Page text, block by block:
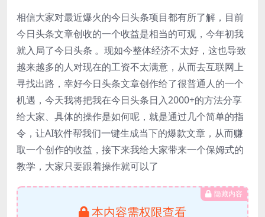
相信大家对最近爆火的今日头条项目都有所了解，目前
今日头条文章创收的一个收益是相当的可观，今年初我
就入局了今日头条 。现如今整体经济不太好，这也导致
越来越多的人对现在的工资不太满意，从而去互联网上
寻找出路，幸好今日头条文章创作给了很普通人的一个
机遇，今天我将把我在今日头条日入2000+的方法分享
给大家、具体的操作是如何呢，就是通过几个简单的指
令，让AI软件帮我们一键生成当下的爆款文章，从而赚
取一个创作的收益，接下来我给大家带来一个保姆式的
教学，大家只要跟着操作就可以了
隐藏内容
本内容需权限查看